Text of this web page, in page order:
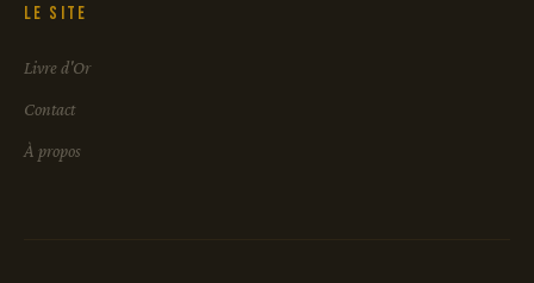
Le site
Livre d'Or
Contact
À propos